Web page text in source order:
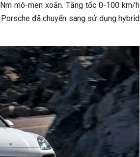
mô-men xoắn. Tăng tốc 0-100 km/h
đã chuyển sang sử dụng hybrid